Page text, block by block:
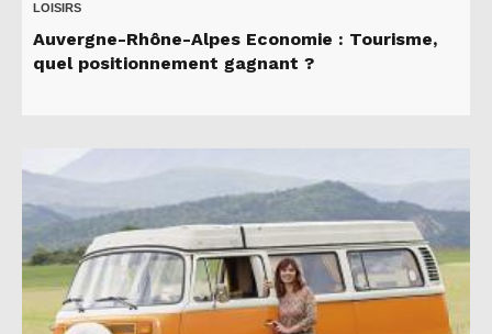
LOISIRS
Auvergne-Rhône-Alpes Economie : Tourisme,
quel positionnement gagnant ?